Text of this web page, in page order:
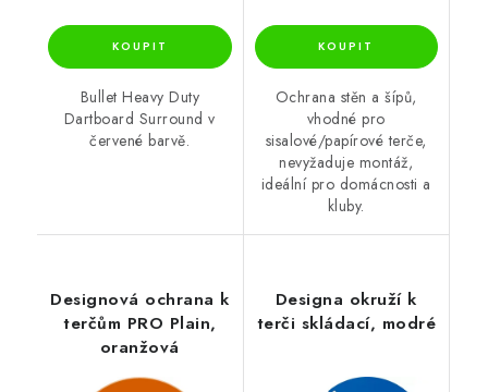
Bullet Heavy Duty
Dartboard Surround v
červené barvě.
Ochrana stěn a šípů,
vhodné pro
sisalové/papírové terče,
nevyžaduje montáž,
ideální pro domácnosti a
kluby.
Designová ochrana k
terčům PRO Plain,
oranžová
Designa okruží k
terči skládací, modré